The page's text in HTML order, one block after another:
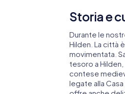
Storia e
Durante le
Hilden. La città
movimentata.
tesoro a
contese
legate alla